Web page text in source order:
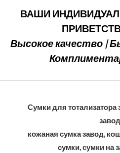
ВАШИ
Высокое качество |
Сумки для
кожаная сумка завод,
сумки, сумки на